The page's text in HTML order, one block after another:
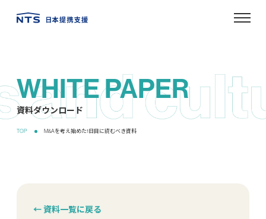
WHITE PAPER
資料ダウンロード
← 資料一覧に戻る